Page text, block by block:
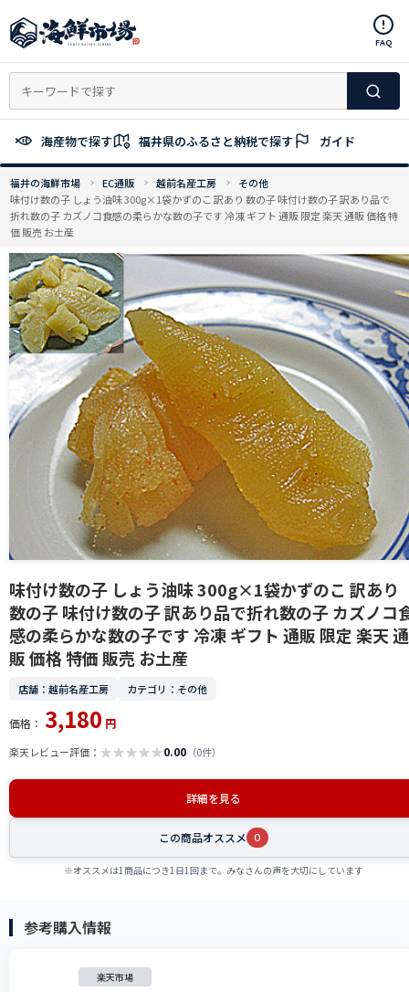
ン
ン
へ
ッ
プ
FAQ
海産物で探す 福井県のふるさと納税で探す ガイド
福井の海鮮市場 EC通販 越前名産工房
その他
味付け数の子 しょう油味 300g×1袋かずのこ 訳あり 数の子 味付け数の子 訳あり品で
折れ数の子 カズノコ食感の柔らかな数の子です 冷凍 ギフト 通販 限定 楽天 通販 価格 特
価 販売 お土産
味付け数の子 しょう油味 300g×1袋かずのこ 訳あり
数の子 味付け数の子 訳あり品で折れ数の子 カズノコ
感の柔らかな数の子です 冷凍 ギフト 通販 限定 楽天 通
販 価格 特価 販売 お土産
店舗：越前名産工房 カテゴリ：その他
価格： 3,180 円
楽天レビュー評価： ★★★★★0.00 （0件）
詳細を見る
この商品オススメ 0
※オススメは1商品につき1日1回まで。みなさんの声を大切にしています
参考購入情報
楽天市場